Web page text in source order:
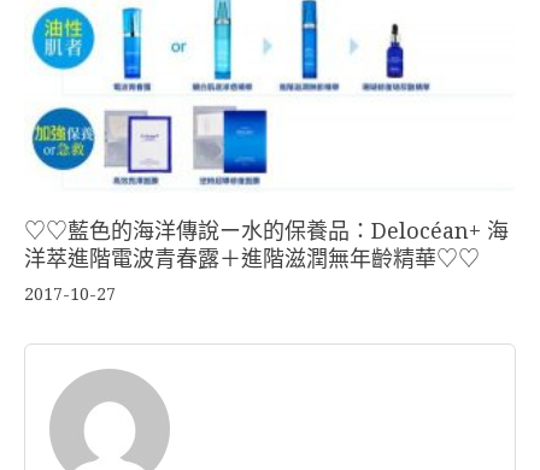
♡♡藍色的海洋傳說ー水的保養品：Delocéan+ 海
洋萃進階電波青春露＋進階滋潤無年齡精華♡♡
2017-10-27